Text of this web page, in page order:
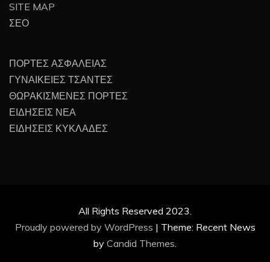
SITE MAP
ΣΕΟ
ΠΟΡΤΕΣ ΑΣΦΑΛΕΙΑΣ
ΓΥΝΑΙΚΕΙΕΣ ΤΣΑΝΤΕΣ
ΘΩΡΑΚΙΣΜΕΝΕΣ ΠΟΡΤΕΣ
ΕΙΔΗΣΕΙΣ ΝΕΑ
ΕΙΔΗΣΕΙΣ ΚΥΚΛΑΔΕΣ
All Rights Reserved 2023.
Proudly powered by WordPress | Theme: Recent News
by Candid Themes.